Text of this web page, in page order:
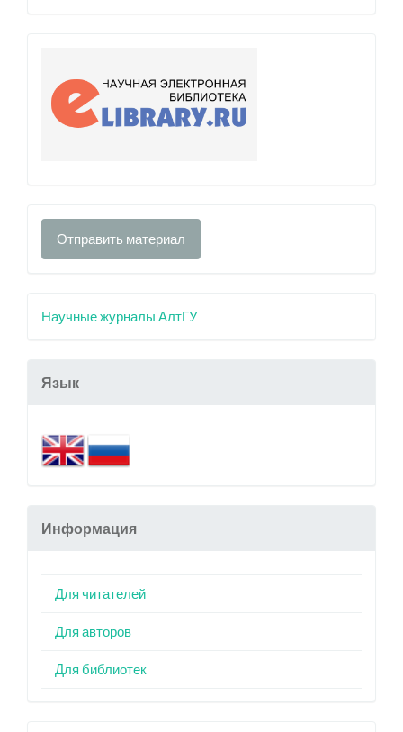
Отправить материал
Научные журналы АлтГУ
Язык
Информация
Для читателей
Для авторов
Для библиотек